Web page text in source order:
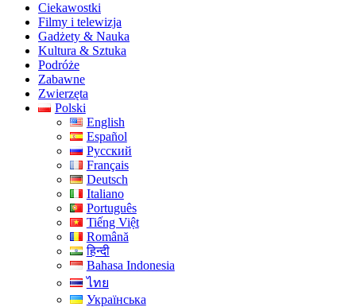
Ciekawostki
Filmy i telewizja
Gadżety & Nauka
Kultura & Sztuka
Podróże
Zabawne
Zwierzęta
Polski
English
Español
Русский
Français
Deutsch
Italiano
Português
Tiếng Việt
Română
हिन्दी
Bahasa Indonesia
ไทย
Українська